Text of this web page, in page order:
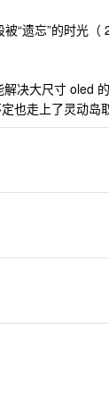
“遗忘”的时光
决大尺寸 oled
也走上了灵动岛